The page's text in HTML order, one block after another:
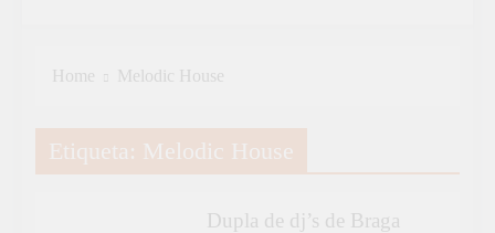
Home Melodic House
Etiqueta: Melodic House
CULTURA
Dupla de dj’s de Braga